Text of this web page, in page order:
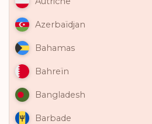
Azerbaïdjan
Bahamas
Bahreïn
Bangladesh
Barbade